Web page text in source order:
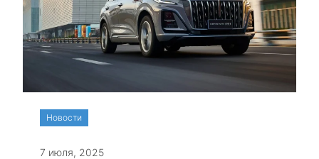
Новости
7 июля, 2025